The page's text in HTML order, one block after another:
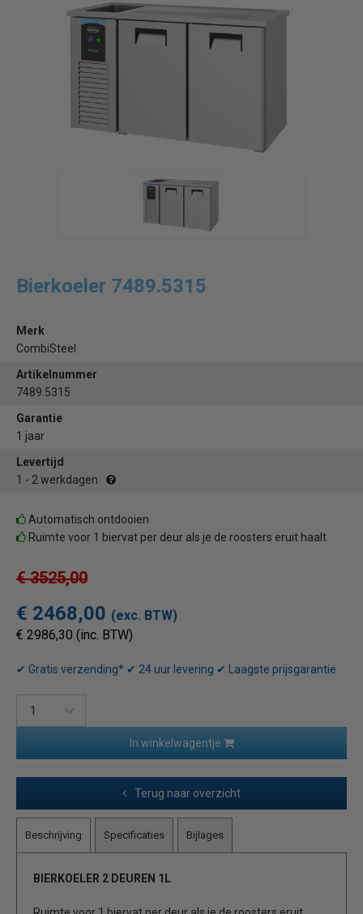
Bierkoeler 7489.5315
Merk
CombiSteel
Artikelnummer
7489.5315
Garantie
1 jaar
Levertijd
1 - 2 werkdagen
Automatisch ontdooien
Ruimte voor 1 biervat per deur als je de roosters eruit haalt
€ 3525,00
€ 2468,00 (exc. BTW)
€ 2986,30 (inc. BTW)
✔ Gratis verzending* ✔ 24 uur levering ✔ Laagste prijsgarantie
In winkelwagentje
Terug naar overzicht
Beschrijving Specificaties Bijlages
BIERKOELER 2 DEUREN 1L